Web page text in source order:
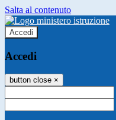
Salta al contenuto
Accedi
Accedi
button close ×